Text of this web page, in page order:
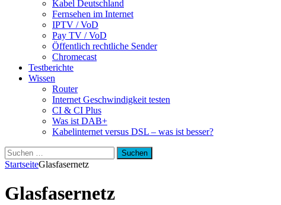
Kabel Deutschland
Fernsehen im Internet
IPTV / VoD
Pay TV / VoD
Öffentlich rechtliche Sender
Chromecast
Testberichte
Wissen
Router
Internet Geschwindigkeit testen
CI & CI Plus
Was ist DAB+
Kabelinternet versus DSL – was ist besser?
Suchen
nach:
StartseiteGlasfasernetz
Glasfasernetz